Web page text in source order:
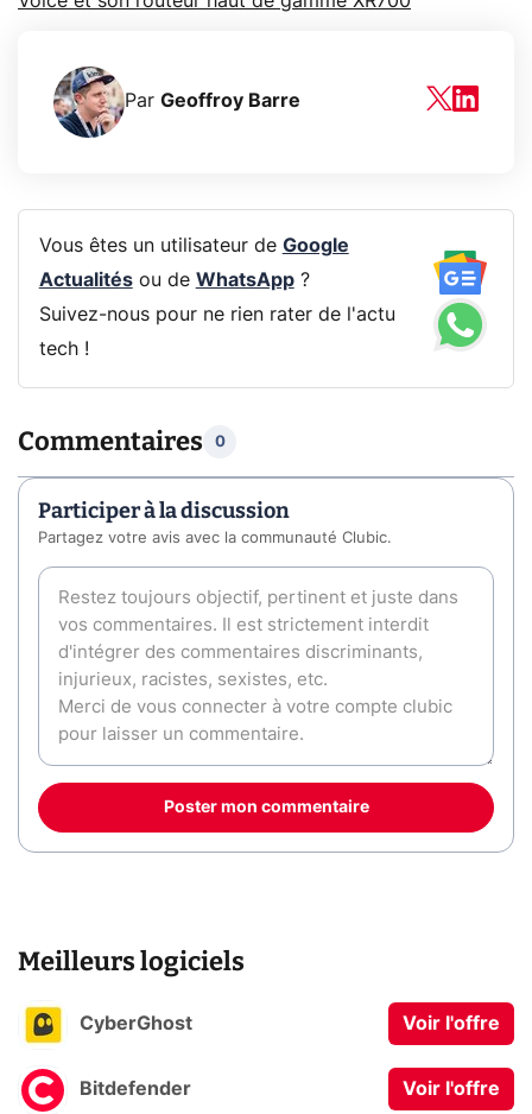
Par Geoffroy Barre
Vous êtes un utilisateur de Google
Actualitésou de WhatsApp?
Suivez-nous pour ne rien rater de l'actu
tech !
Commentaires 0
Participer à la discussion
Partagez votre avis avec la communauté Clubic.
Poster mon commentaire
Meilleurs logiciels
CyberGhost Voir l'offre
Bitdefender Voir l'offre